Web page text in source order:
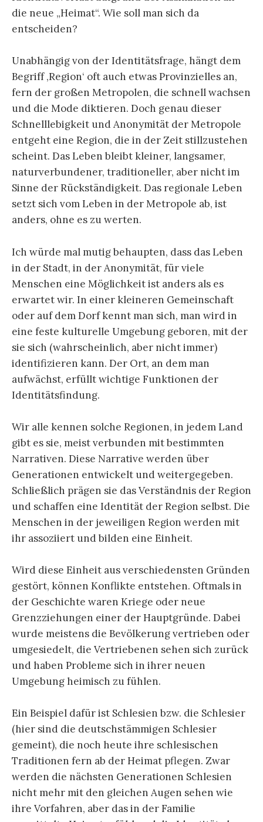
die neue „Heimat“. Wie soll man sich da
entscheiden?
Unabhängig von der Identitätsfrage, hängt dem
Begriff ‚Region‘ oft auch etwas Provinzielles an,
fern der großen Metropolen, die schnell wachsen
und die Mode diktieren. Doch genau dieser
Schnelllebigkeit und Anonymität der Metropole
entgeht eine Region, die in der Zeit stillzustehen
scheint. Das Leben bleibt kleiner, langsamer,
naturverbundener, traditioneller, aber nicht im
Sinne der Rückständigkeit. Das regionale Leben
setzt sich vom Leben in der Metropole ab, ist
anders, ohne es zu werten.
Ich würde mal mutig behaupten, dass das Leben
in der Stadt, in der Anonymität, für viele
Menschen eine Möglichkeit ist anders als es
erwartet wir. In einer kleineren Gemeinschaft
oder auf dem Dorf kennt man sich, man wird in
eine feste kulturelle Umgebung geboren, mit der
sie sich (wahrscheinlich, aber nicht immer)
identifizieren kann. Der Ort, an dem man
aufwächst, erfüllt wichtige Funktionen der
Identitätsfindung.
Wir alle kennen solche Regionen, in jedem Land
gibt es sie, meist verbunden mit bestimmten
Narrativen. Diese Narrative werden über
Generationen entwickelt und weitergegeben.
Schließlich prägen sie das Verständnis der Region
und schaffen eine Identität der Region selbst. Die
Menschen in der jeweiligen Region werden mit
ihr assoziiert und bilden eine Einheit.
Wird diese Einheit aus verschiedensten Gründen
gestört, können Konflikte entstehen. Oftmals in
der Geschichte waren Kriege oder neue
Grenzziehungen einer der Hauptgründe. Dabei
wurde meistens die Bevölkerung vertrieben oder
umgesiedelt, die Vertriebenen sehen sich zurück
und haben Probleme sich in ihrer neuen
Umgebung heimisch zu fühlen.
Ein Beispiel dafür ist Schlesien bzw. die Schlesier
(hier sind die deutschstämmigen Schlesier
gemeint), die noch heute ihre schlesischen
Traditionen fern ab der Heimat pflegen. Zwar
werden die nächsten Generationen Schlesien
nicht mehr mit den gleichen Augen sehen wie
ihre Vorfahren, aber das in der Familie